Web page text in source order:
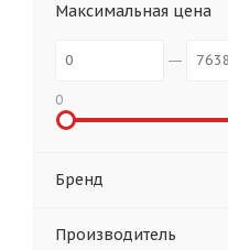
Максимальная цена
0
Бренд
Производитель